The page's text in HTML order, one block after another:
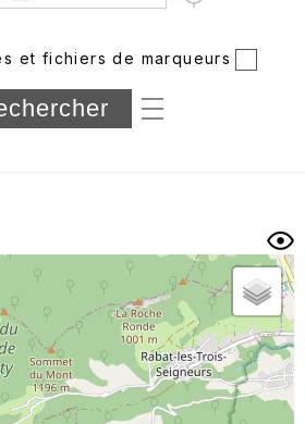
Photos
et fichiers de marqueurs